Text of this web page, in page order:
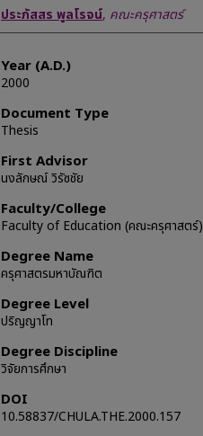
Author
ประภัสสร พูลโรจน์, คณะครุศาสตร์
Year (A.D.)
2000
Document Type
Thesis
First Advisor
นงลักษณ์ วิรัซชัย
Faculty/College
Faculty of Education (คณะครุศาสตร์)
Degree Name
ครุศาสตรมหาบัณฑิต
Degree Level
ปริญญาโท
Degree Discipline
วิจัยการศึกษา
DOI
10.58837/CHULA.THE.2000.157